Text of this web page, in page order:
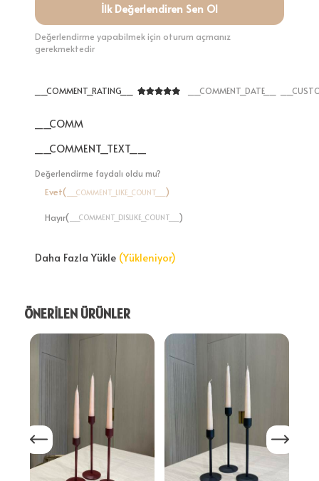
İlk Değerlendiren Sen Ol
Değerlendirme yapabilmek için oturum açmanız
gerekmektedir
__COMMENT_RATING__ __COMMENT_DATE__
__COMMENT_THUMBNAIL_IMG__
__COMMENT_TEXT__
Değerlendirme faydalı oldu mu?
Evet( __COMMENT_LIKE_COUNT__ )
Hayır( __COMMENT_DISLIKE_COUNT__ )
Daha Fazla Yükle (Yükleniyor)
ÖNERİLEN ÜRÜNLER